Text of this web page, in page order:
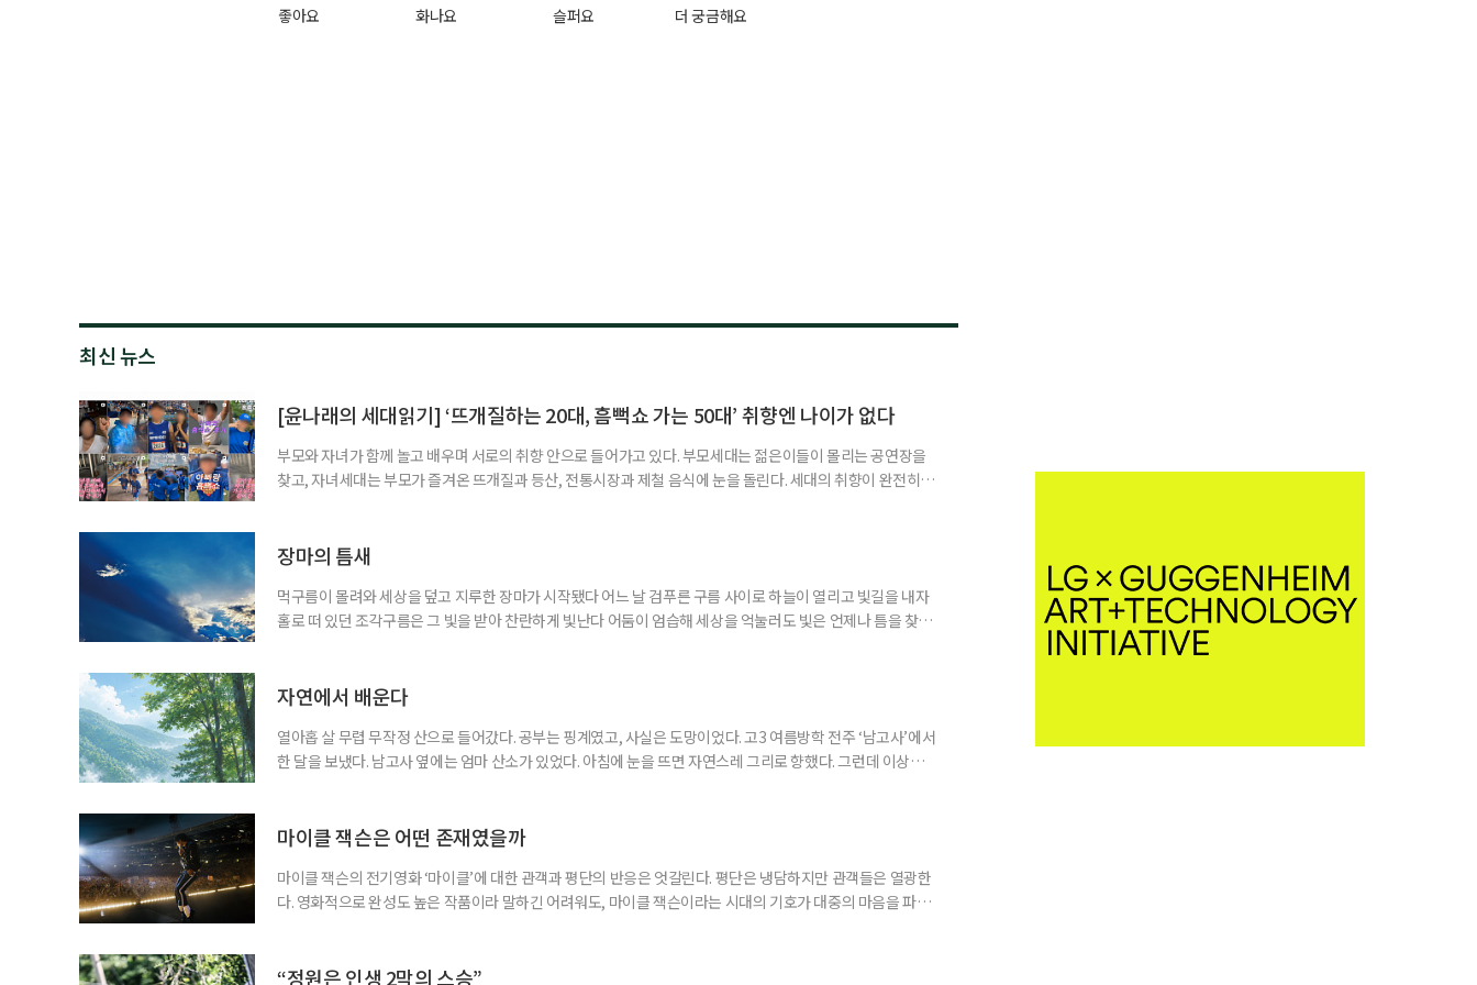
좋아요 화나요 슬퍼요 더 궁금해요
최신 뉴스
[윤나래의 세대읽기] ‘뜨개질하는 20대, 흠뻑쇼 가는 50대’ 취향엔 나이가 없다
부모와 자녀가 함께 놀고 배우며 서로의 취향 안으로 들어가고 있다. 부모세대는 젊은이들이 몰리는 공연장을
찾고, 자녀세대는 부모가 즐겨온 뜨개질과 등산, 전통시장과 제철 음식에 눈을 돌린다. 세대의 취향이 완전히
에 맞춰 뛰는 여름 축제는 오랫동안 젊은 층의 놀이터처럼 여겨졌다. 김 씨도 처음에는 “내가 가도 어색하
장마의 틈새
먹구름이 몰려와 세상을 덮고 지루한 장마가 시작됐다 어느 날 검푸른 구름 사이로 하늘이 열리고 빛길을 내자
홀로 떠 있던 조각구름은 그 빛을 받아 찬란하게 빛난다 어둠이 엄습해 세상을 억눌러도 빛은 언제나 틈을 찾아
자연에서 배운다
열아홉 살 무렵 무작정 산으로 들어갔다. 공부는 핑계였고, 사실은 도망이었다. 고3 여름방학 전주 ‘남고사’에서
한 달을 보냈다. 남고사 옆에는 엄마 산소가 있었다. 아침에 눈을 뜨면 자연스레 그리로 향했다. 그런데 이상하
람의 눈길이 없는 곳에서 비로소 나는 나를 제대로 들여다볼 수 있었다. 산에서 보낸 한 달
마이클 잭슨은 어떤 존재였을까
마이클 잭슨의 전기영화 ‘마이클’에 대한 관객과 평단의 반응은 엇갈린다. 평단은 냉담하지만 관객들은 열광한
다. 영화적으로 완성도 높은 작품이라 말하긴 어려워도, 마이클 잭슨이라는 시대의 기호가 대중의 마음을 파고
만 봐도 기대되는 작품이다. ‘보헤미안 랩소디’는 2018년 개봉 당시 무려 990만 관객을 동원했다. 싱어
“정원은 인생 2막의 스승”